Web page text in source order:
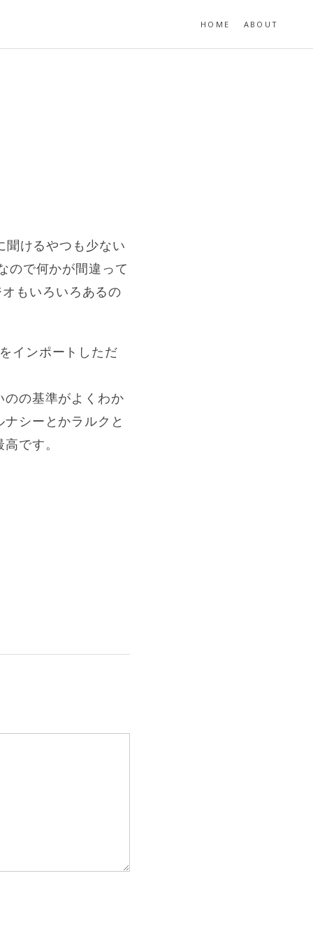
HOME ABOUT
けるやつも少ない
ので何かが間違って
もいろいろあるの
インポートしただ
の基準がよくわか
シーとかラルクと
です。